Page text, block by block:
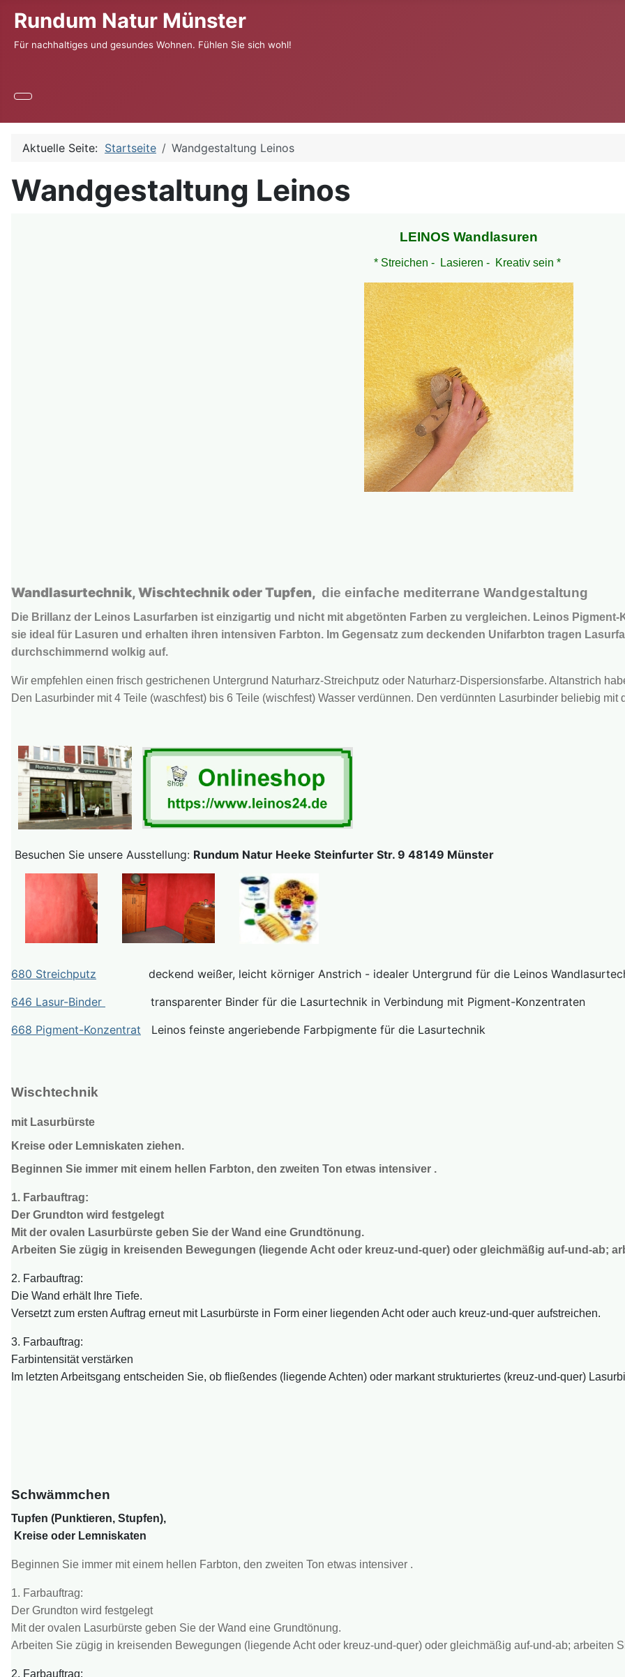
Rundum Natur Münster
Für nachhaltiges und gesundes Wohnen. Fühlen Sie sich wohl!
Aktuelle Seite: Startseite Wandgestaltung Leinos
Wandgestaltung Leinos
LEINOS Wandlasuren
* Streichen - Lasieren - Kreativ sein *
Wandlasurtechnik, Wischtechnik oder Tupfen, die einfache mediterrane Wandgestaltung
Die Brillanz der Leinos Lasurfarben ist einzigartig und nicht mit abgetönten Farben zu vergleichen. Leinos
sie ideal für Lasuren und erhalten ihren intensiven Farbton. Im Gegensatz zum deckenden Unifarbton tragen
durchschimmernd wolkig auf.
Wir empfehlen einen frisch gestrichenen Untergrund Naturharz-Streichputz oder Naturharz-Dispersionsfarbe. Altanstrich
Den Lasurbinder mit 4 Teile (waschfest) bis 6 Teile (wischfest) Wasser verdünnen. Den verdünnten Lasurbinder beliebig mit
Besuchen Sie unsere Ausstellung: Rundum Natur Heeke Steinfurter Str. 9 48149 Münster
680 Streichputz deckend weißer, leicht körniger Anstrich - idealer Untergrund für die Leinos
646 Lasur-Binder
transparenter Binder für die Lasurtechnik in Verbindung mit Pigment-Konzentraten
668 Pigment-Konzentrat Leinos feinste angeriebende Farbpigmente für die Lasurtechnik
Wischtechnik
mit Lasurbürste
Kreise oder Lemniskaten ziehen.
Beginnen Sie immer mit einem hellen Farbton, den zweiten Ton etwas intensiver .
1. Farbauftrag:
Der Grundton wird festgelegt
Mit der ovalen Lasurbürste geben Sie der Wand eine Grundtönung.
Arbeiten Sie zügig in kreisenden Bewegungen (liegende Acht oder kreuz-und-quer) oder gleichmäßig auf-und-ab;
2. Farbauftrag:
Die Wand erhält Ihre Tiefe.
Versetzt zum ersten Auftrag erneut mit Lasurbürste in Form einer liegenden Acht oder auch kreuz-und-quer aufstreichen.
3. Farbauftrag:
Farbintensität verstärken
Im letzten Arbeitsgang entscheiden Sie, ob fließendes (liegende Achten) oder markant strukturiertes (kreuz-und-quer)
Schwämmchen
Tupfen (Punktieren, Stupfen),
Kreise oder Lemniskaten
Beginnen Sie immer mit einem hellen Farbton, den zweiten Ton etwas intensiver .
1. Farbauftrag:
Der Grundton wird festgelegt
Mit der ovalen Lasurbürste geben Sie der Wand eine Grundtönung.
Arbeiten Sie zügig in kreisenden Bewegungen (liegende Acht oder kreuz-und-quer) oder gleichmäßig auf-und-ab; arbeiten
2. Farbauftrag: